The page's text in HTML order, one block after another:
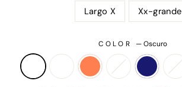
Largo X Xx-grande
COLOR —Oscuro